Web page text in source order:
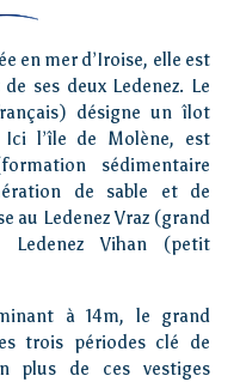
en mer d’Iroise, elle est
ses deux Ledenez. Le
désigne un îlot
l’île de Molène, est
sédimentaire
de sable et de
au Ledenez Vraz (grand
Ledenez Vihan (petit
à 14m, le grand
trois périodes clé de
plus de ces vestiges